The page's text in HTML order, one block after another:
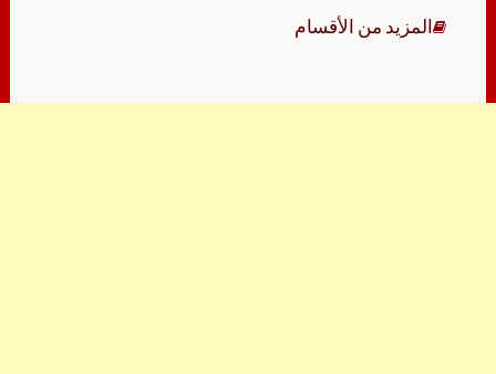
المزيد من الأقسام